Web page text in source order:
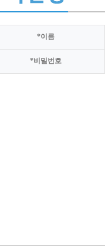
*이름
*비밀번호